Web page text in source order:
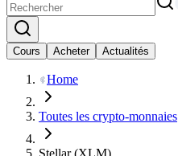
Cours Acheter Actualités
Home
Toutes les crypto-monnaies
Stellar (XLM)